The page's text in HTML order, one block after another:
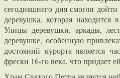
сегодняшнего дня смогли
деревушка, которая находится
Улицы деревушки, аркады,
деревушке, особенную
достояний курорта является
фрески 16-го века, что придает